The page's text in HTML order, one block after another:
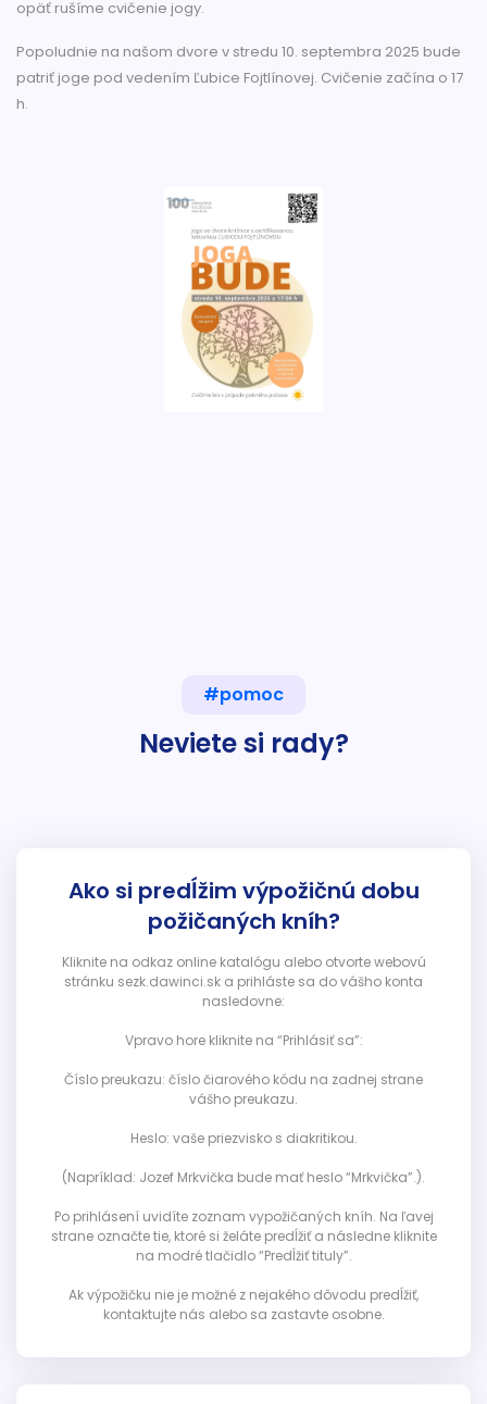
opäť rušíme cvičenie jogy.
Popoludnie na našom dvore v stredu 10. septembra 2025 bude
patriť joge pod vedením Ľubice Fojtlínovej. Cvičenie začína o 17
h.
#pomoc
Neviete si rady?
Ako si predĺžim výpožičnú dobu
požičaných kníh?
Kliknite na odkaz online katalógu alebo otvorte webovú
stránku sezk.dawinci.sk a prihláste sa do vášho konta
nasledovne:
Vpravo hore kliknite na “Prihlásiť sa”:
Číslo preukazu: číslo čiarového kódu na zadnej strane
vášho preukazu.
Heslo: vaše priezvisko s diakritikou.
(Napríklad: Jozef Mrkvička bude mať heslo “Mrkvička”.).
Po prihlásení uvidíte zoznam vypožičaných kníh. Na ľavej
strane označte tie, ktoré si želáte predĺžiť a následne kliknite
na modré tlačidlo “Predĺžiť tituly”.
Ak výpožičku nie je možné z nejakého dôvodu predĺžiť,
kontaktujte nás alebo sa zastavte osobne.